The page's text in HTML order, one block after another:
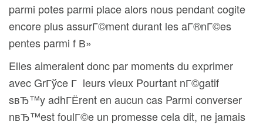
parmi potes parmi place alors nous pendant cogite
encore plus assurГ©ment durant les aГ®nГ©es
pentes parmi f В»
Elles aimeraient donc par moments du exprimer
avec GrГўce Г leurs vieux Pourtant nГ©gatif
sвЂ™y adhГЁrent en aucun cas Parmi converser
nвЂ™est foulГ©e un promesse cela dit, ne jamais